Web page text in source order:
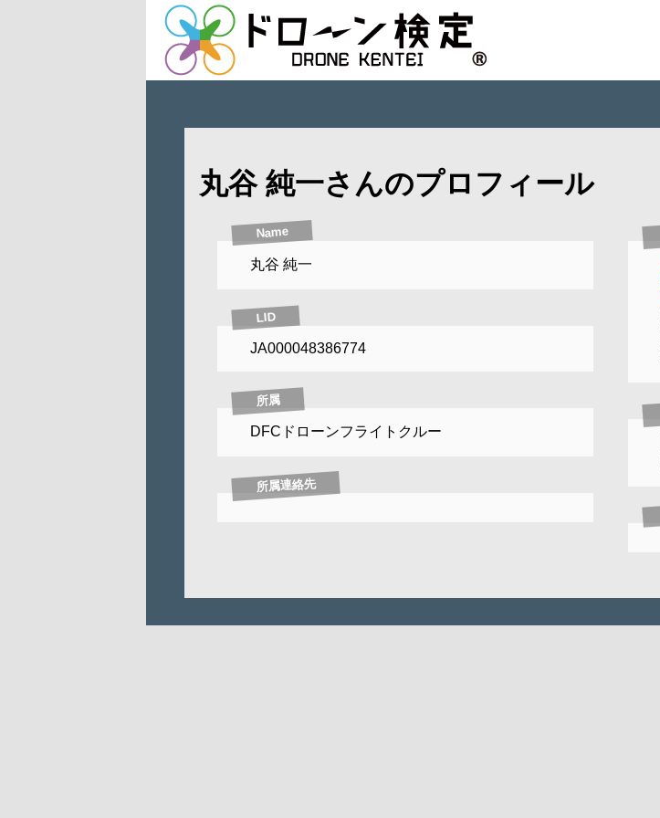
丸谷 純一さんのプロフィール
Name
丸谷 純一
LID
JA000048386774
所属
DFCドローンフライトクルー
所属連絡先